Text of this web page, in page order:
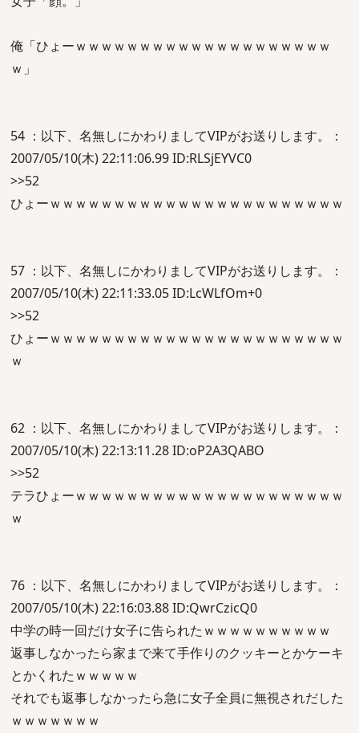
俺「ひょーｗｗｗｗｗｗｗｗｗｗｗｗｗｗｗｗｗｗｗｗ
ｗ」
54 ：以下、名無しにかわりましてVIPがお送りします。：
2007/05/10(木) 22:11:06.99 ID:RLSjEYVC0
>>52
ひょーｗｗｗｗｗｗｗｗｗｗｗｗｗｗｗｗｗｗｗｗｗｗｗ
57 ：以下、名無しにかわりましてVIPがお送りします。：
2007/05/10(木) 22:11:33.05 ID:LcWLfOm+0
>>52
ひょーｗｗｗｗｗｗｗｗｗｗｗｗｗｗｗｗｗｗｗｗｗｗｗ
ｗ
62 ：以下、名無しにかわりましてVIPがお送りします。：
2007/05/10(木) 22:13:11.28 ID:oP2A3QABO
>>52
テラひょーｗｗｗｗｗｗｗｗｗｗｗｗｗｗｗｗｗｗｗｗｗ
ｗ
76 ：以下、名無しにかわりましてVIPがお送りします。：
2007/05/10(木) 22:16:03.88 ID:QwrCzicQ0
中学の時一回だけ女子に告られたｗｗｗｗｗｗｗｗｗｗ
返事しなかったら家まで来て手作りのクッキーとかケーキ
とかくれたｗｗｗｗｗ
それでも返事しなかったら急に女子全員に無視されだした
ｗｗｗｗｗｗｗ